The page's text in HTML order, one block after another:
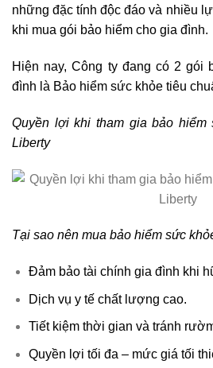
những đặc tính độc đáo và nhiều
khi mua gói bảo hiểm cho gia đình.
Hiện nay, Công ty đang có 2 gói
đình là Bảo hiểm sức khỏe tiêu
Quyền lợi khi tham gia bảo
Liberty
Tại sao nên mua bảo hiểm sức
Đảm bảo tài chính gia đình khi
Dịch vụ y tế chất lượng cao.
Tiết kiệm thời gian và tránh
Quyền lợi tối đa – mức giá tối